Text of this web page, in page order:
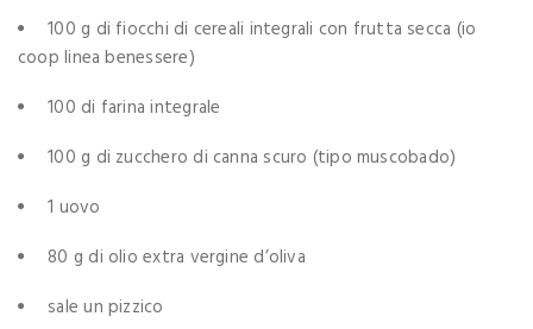
100 g di fiocchi di cereali integrali con frutta secca (io
coop linea benessere)
100 di farina integrale
100 g di zucchero di canna scuro (tipo muscobado)
1 uovo
80 g di olio extra vergine d’oliva
sale un pizzico